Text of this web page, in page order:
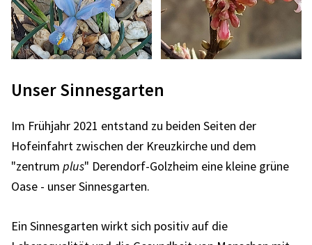
Unser Sinnesgarten
Im Frühjahr 2021 entstand zu beiden Seiten der
Hofeinfahrt zwischen der Kreuzkirche und dem
"zentrum plus" Derendorf-Golzheim eine kleine grüne
Oase - unser Sinnesgarten.
Ein Sinnesgarten wirkt sich positiv auf die